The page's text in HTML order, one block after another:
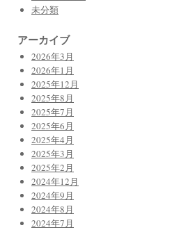
未分類
アーカイブ
2026年3月
2026年1月
2025年12月
2025年8月
2025年7月
2025年6月
2025年4月
2025年3月
2025年2月
2024年12月
2024年9月
2024年8月
2024年7月